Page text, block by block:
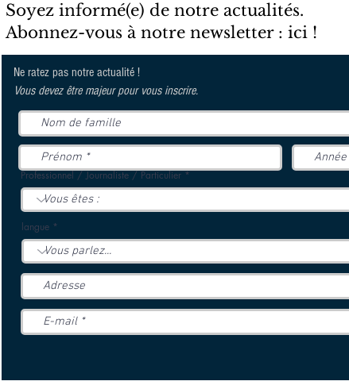
Soyez informé(e) de notre actualités.
Abonnez-vous à notre newsletter : ici !
Ne ratez pas notre actualité !
Vous devez être majeur pour vous inscrire.
Professionnel / Journaliste / Particulier
langue